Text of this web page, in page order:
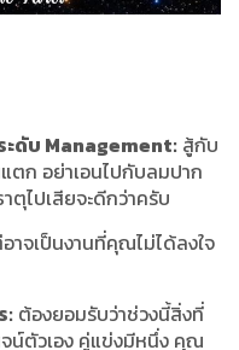
ะดับ Management: สู้กับ
แตก อย่าเอนไปกับลมปาก
ตุไปเสียจะดีกว่าครับ
าจเป็นงานที่คุณไม่ได้ลงใจ
: ต้องยอมรับว่าช่วงนี้สิ่งที่
น์ตัวเอง คู่แข่งมีหนึ่ง คุณ